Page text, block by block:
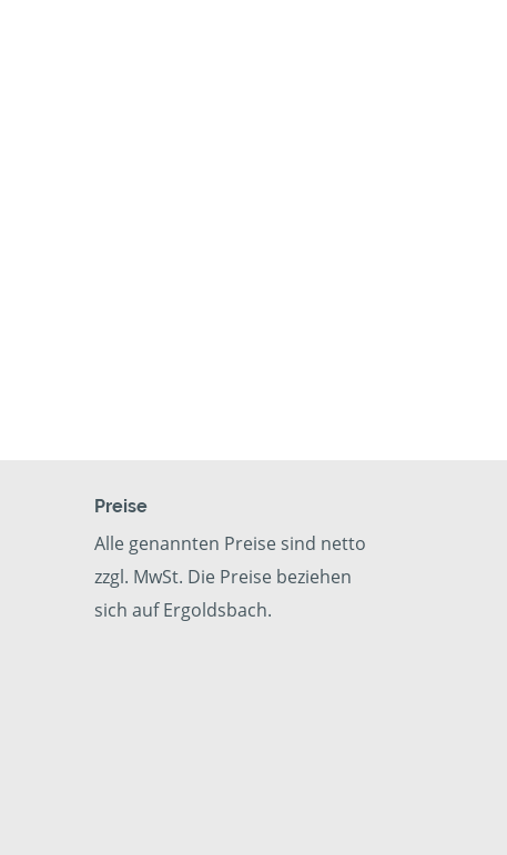
Preise
Alle genannten Preise sind netto
zzgl. MwSt. Die Preise beziehen
sich auf Ergoldsbach.